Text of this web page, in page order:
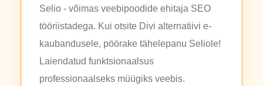
Selio - võimas veebipoodide ehitaja SEO
tööriistadega. Kui otsite Divi alternatiivi e-
kaubandusele, pöörake tähelepanu Seliole!
Laiendatud funktsionaalsus
professionaalseks müügiks veebis.